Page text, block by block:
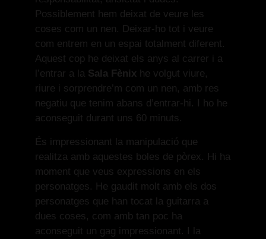
Possiblement hem deixat de veure les
coses com un nen. Deixar-ho tot i veure
com entrem en un espai totalment diferent.
Aquest cop he deixat els anys al carrer i a
l’entrar a la Sala Fènix he volgut viure,
riure i sorprendre’m com un nen, amb res
negatiu que tenim abans d’entrar-hi. I ho he
aconseguit durant uns 60 minuts.
És impressionant la manipulació que
realitza amb aquestes boles de pòrex. Hi ha
moment que veus expressions en els
personatges. He gaudit molt amb els dos
personatges que han tocat la guitarra a
dues coses, com amb tan poc ha
aconseguit un gag impressionant. I la